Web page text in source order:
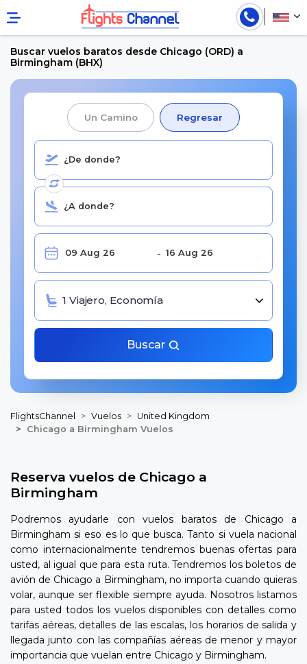
Buscar vuelos baratos desde Chicago (ORD) a
Birmingham (BHX)
Un Camino Regresar
1 Viajero, Economía
Buscar
FlightsChannel Vuelos
United Kingdom
Chicago a Birmingham Vuelos
Reserva vuelos de Chicago a
Birmingham
Podremos ayudarle con vuelos baratos de Chicago a
Birmingham si eso es lo que busca. Tanto si vuela nacional
como internacionalmente tendremos buenas ofertas para
usted, al igual que para esta ruta. Tendremos los boletos de
avión de Chicago a Birmingham, no importa cuando quieras
volar, aunque ser flexible siempre ayuda. Nosotros listamos
para usted todos los vuelos disponibles con detalles como
tarifas aéreas, detalles de las escalas, los horarios de salida y
llegada junto con las compañías aéreas de menor y mayor
importancia que vuelan entre Chicago y Birmingham.